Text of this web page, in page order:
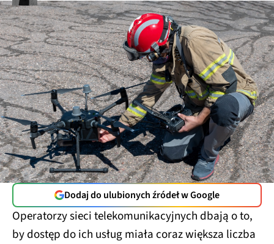
Dodaj do ulubionych źródeł w Google
Operatorzy sieci telekomunikacyjnych dbają o to,
by dostęp do ich usług miała coraz większa liczba